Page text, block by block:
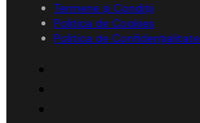
Termene și Condiții
Politica de Cookies
Politica de Confidențialitate